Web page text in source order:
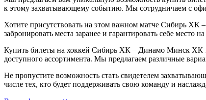
к этому захватывающему событию. Мы сотрудничаем с
Хотите присутствовать на этом важном матче Сибирь
забронировать места заранее и гарантировать себе место
Купить билеты на хоккей Сибирь ХК – Динамо Минск ХК
доступного ассортимента. Мы предлагаем различные
Не пропустите возможность стать свидетелем
числе тех, кто будет поддерживать свою команду и